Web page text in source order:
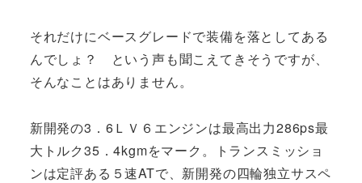
それだけにベースグレードで装備を落としてある
んでしょ？ という声も聞こえてきそうですが、
そんなことはありません。
新開発の3．6ＬＶ６エンジンは最高出力286ps最
大トルク35．4kgmをマーク。トランスミッショ
ンは定評ある５速ATで、新開発の四輪独立サスペ